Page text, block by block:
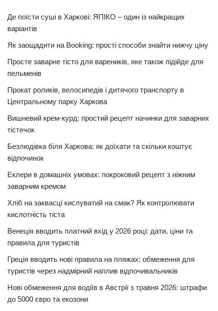
Де поїсти суші в Харкові: ЯПІКО – один із найкращих
варіантів
Як заощадити на Booking: прості способи знайти нижчу ціну
Просте заварне тісто для вареників, яке також підійде для
пельменів
Прокат роликів, велосипедів і дитячого транспорту в
Центральному парку Харкова
Вишневий крем-курд: простий рецепт начинки для заварних
тістечок
Безлюдівка біля Харкова: як доїхати та скільки коштує
відпочинок
Еклери в домашніх умовах: покроковий рецепт з ніжним
заварним кремом
Хліб на заквасці кислуватий на смак? Як контролювати
кислотність тіста
Венеція вводить платний вхід у 2026 році: дати, ціни та
правила для туристів
Греція вводить нові правила на пляжах: обмеження для
туристів через надмірний наплив відпочивальників
Нові обмеження для водіїв в Австрії з травня 2026: штрафи
до 5000 євро та екозони